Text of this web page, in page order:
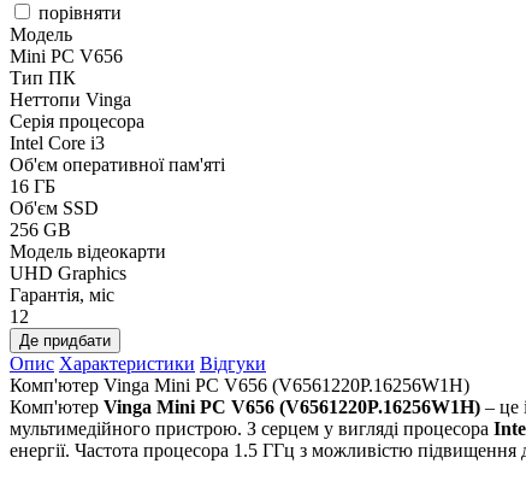
порівняти
Модель
Mini PC V656
Тип ПК
Неттопи Vinga
Серія процесора
Intel Core i3
Об'єм оперативної пам'яті
16 ГБ
Об'єм SSD
256 GB
Модель відеокарти
UHD Graphics
Гарантія, міс
12
Де придбати
Опис Характеристики Відгуки
Комп'ютер Vinga Mini PC V656 (V6561220P.16256W1H)
Комп'ютер Vinga Mini PC V656 (V6561220P.16256W1H) – це
мультимедійного пристрою. З серцем у вигляді процесора
енергії. Частота процесора 1.5 ГГц з можливістю